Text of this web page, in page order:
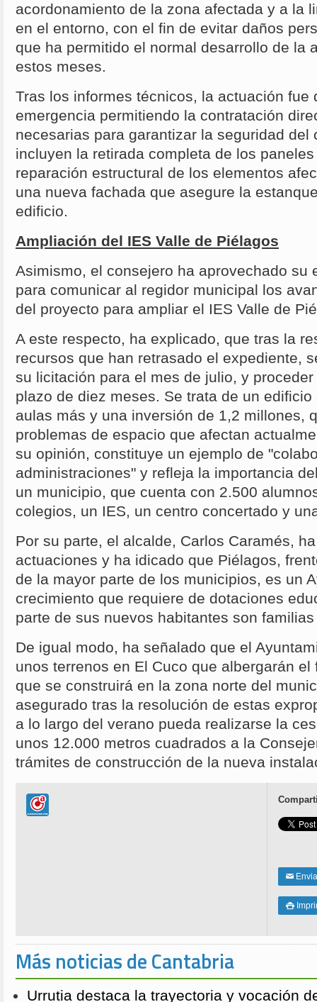
acordonamiento de la zona afectada y a la
en el entorno, con el fin de evitar daños
que ha permitido el normal desarrollo de la
estos meses.
Tras los informes técnicos, la actuación fue
emergencia permitiendo la contratación
necesarias para garantizar la seguridad del
incluyen la retirada completa de los
reparación estructural de los elementos
una nueva fachada que asegure la
edificio.
Ampliación del IES Valle de Piélagos
Asimismo, el consejero ha aprovechado su
para comunicar al regidor municipal los
del proyecto para ampliar el IES Valle de
A este respecto, ha explicado, que tras la
recursos que han retrasado el expediente,
su licitación para el mes de julio, y
plazo de diez meses. Se trata de un
aulas más y una inversión de 1,2 millones,
problemas de espacio que afectan
su opinión, constituye un ejemplo de
administraciones" y refleja la importancia
un municipio, que cuenta con 2.500
colegios, un IES, un centro concertado y
Por su parte, el alcalde, Carlos Caramés,
actuaciones y ha idicado que Piélagos,
de la mayor parte de los municipios, es un
crecimiento que requiere de dotaciones
parte de sus nuevos habitantes son
De igual modo, ha señalado que el
unos terrenos en El Cuco que albergarán
que se construirá en la zona norte del
asegurado tras la resolución de estas
a lo largo del verano pueda realizarse la
unos 12.000 metros cuadrados a la
trámites de construcción de la nueva
✉

Más noticias de Cantabria
Urrutia destaca la trayectoria y vocación